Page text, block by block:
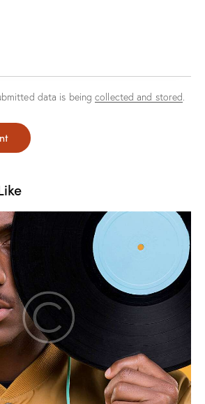
data is beingcollected and stored